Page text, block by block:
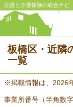
介護と介護保険の総合ナ
板橋区・近隣
一覧
※掲載情報は、2026
事業所番号（半角数字